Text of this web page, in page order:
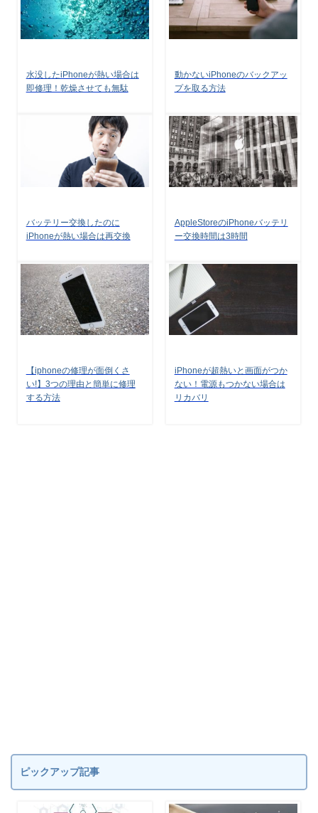
水没したiPhoneが熱い場合は
即修理！乾燥させても無駄
動かないiPhoneのバックアッ
プを取る方法
バッテリー交換したのに
iPhoneが熱い場合は再交換
AppleStoreのiPhoneバッテリ
ー交換時間は3時間
【iphoneの修理が面倒くさ
い!】3つの理由と簡単に修理
する方法
iPhoneが超熱いと画面がつか
ない！電源もつかない場合は
リカバリ
ピックアップ記事